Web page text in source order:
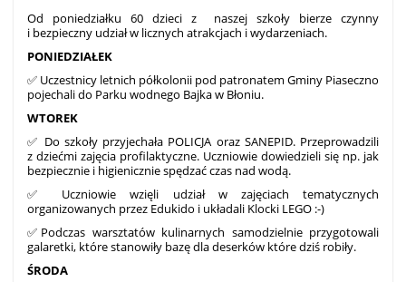
Od poniedziałku 60 dzieci z naszej szkoły bierze czynny
i bezpieczny udział w licznych atrakcjach i wydarzeniach.
PONIEDZIAŁEK
✅ Uczestnicy letnich półkolonii pod patronatem Gminy Piaseczno
pojechali do Parku wodnego Bajka w Błoniu.
WTOREK
✅ Do szkoły przyjechała POLICJA oraz SANEPID. Przeprowadzili
z dziećmi zajęcia profilaktyczne. Uczniowie dowiedzieli się np. jak
bezpiecznie i higienicznie spędzać czas nad wodą.
✅ Uczniowie wzięli udział w zajęciach tematycznych
organizowanych przez Edukido i układali Klocki LEGO :-)
✅Podczas warsztatów kulinarnych samodzielnie przygotowali
galaretki, które stanowiły bazę dla deserków które dziś robiły.
ŚRODA